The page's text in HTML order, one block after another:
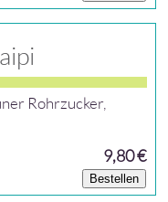
Rohrzucker,
9,80 €
Bestellen